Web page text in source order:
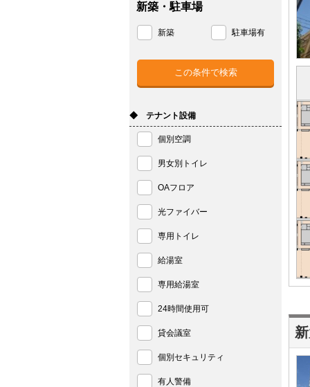
新築・駐車場
新築 駐車場有
◆ テナント設備
個別空調
男女別トイレ
OAフロア
光ファイバー
専用トイレ
給湯室
専用給湯室
24時間使用可
貸会議室
個別セキュリティ
有人警備